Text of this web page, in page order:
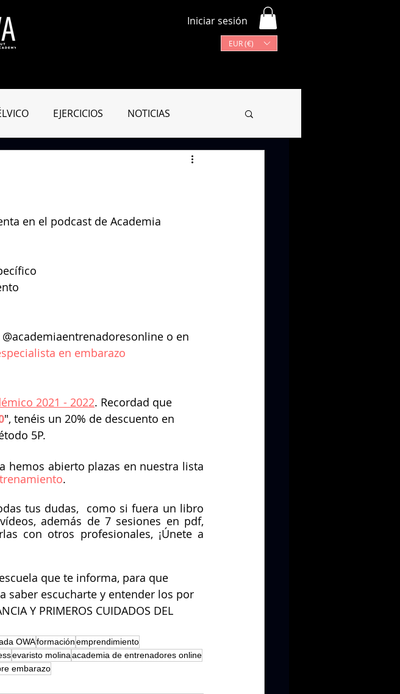
Iniciar sesión
EUR (€)
EJERCICIOS NOTICIAS
en el podcast de Academia
o en
en embarazo
2021 - 2022. Recordad que
", tenéis un 20% de descuento en
5P.
hemos abierto plazas en nuestra lista
.
tus dudas,  como si fuera un libro
además de 7 sesiones en pdf,
con otros profesionales, ¡Únete a
que te informa, para que
saber escucharte y entender los por
Y PRIMEROS CUIDADOS DEL
OWAformaciónemprendimiento
evaristo molinaacademia de entrenadores online
embarazo